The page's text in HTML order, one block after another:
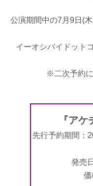
公演期間中の7月9日(
イーオシバイドット
※二次予約
『ア
先行予約期間：
発売
価